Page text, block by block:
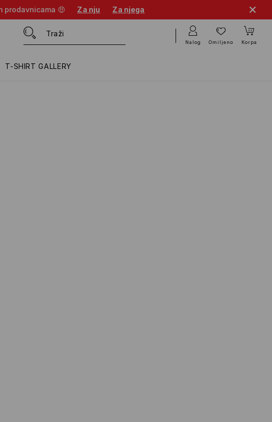
prodavnicama 🤑 Za nju Za njega
T-SHIRT GALLERY
Nalog Omiljeno Korpa